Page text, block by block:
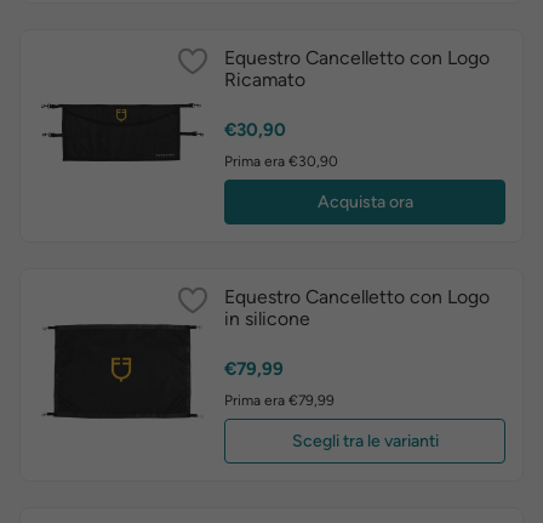
Equestro Cancelletto con Logo
Ricamato
Prezzo
€30,90
Prima era €30,90
Acquista ora
Equestro Cancelletto con Logo
in silicone
Prezzo
€79,99
Prima era €79,99
Scegli tra le varianti